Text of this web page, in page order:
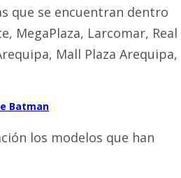
que se encuentran dentro
MegaPlaza, Larcomar, Real
Mall Plaza Arequipa,
Batman
los modelos que han